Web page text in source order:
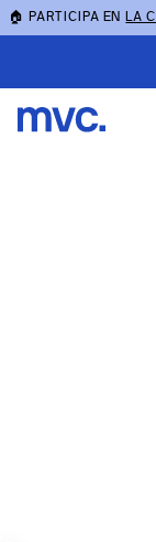
🏠 PARTICIPA ENLA